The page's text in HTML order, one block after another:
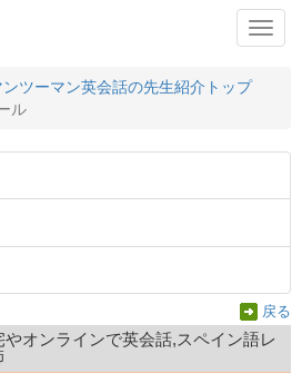
ツーマン英会話の先生紹介トップ
ル
戻る
オンラインで英会話,スペイン語レ